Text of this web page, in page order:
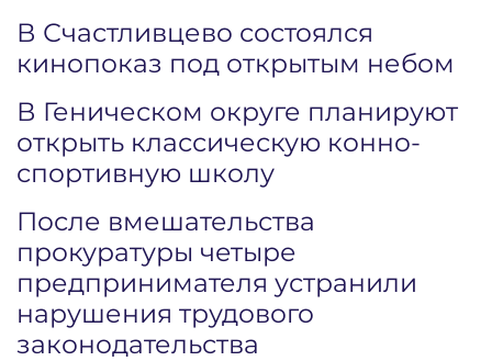
В Счастливцево состоялся
кинопоказ под открытым небом
В Геническом округе планируют
открыть классическую конно-
спортивную школу
После вмешательства
прокуратуры четыре
предпринимателя устранили
нарушения трудового
законодательства